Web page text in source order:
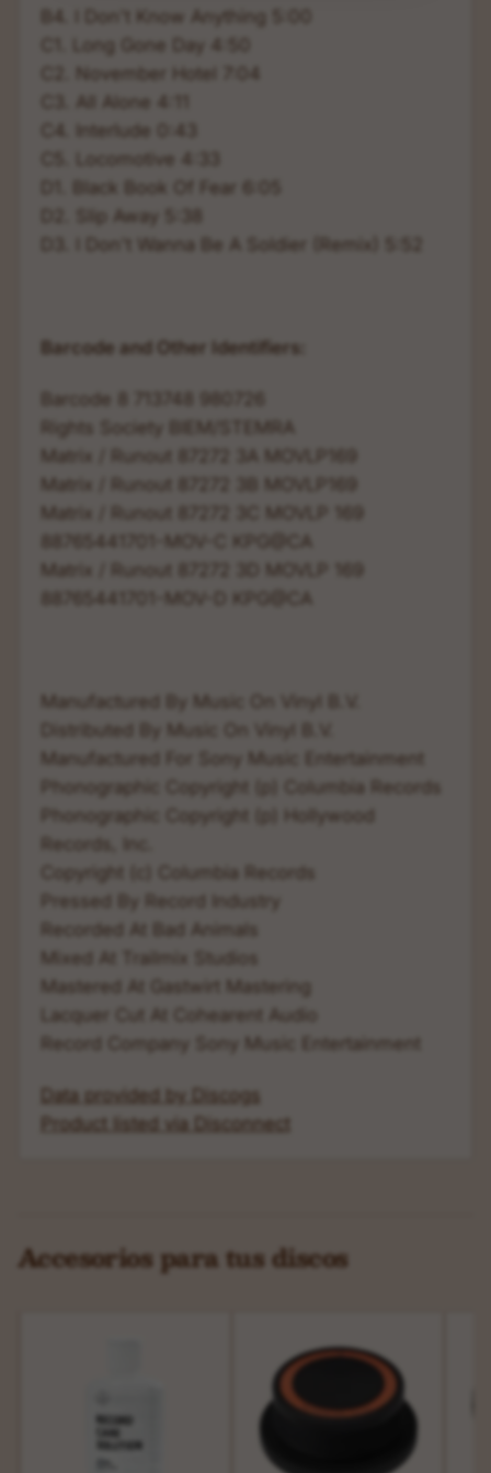
B4. I Don't Know Anything 5:00
C1. Long Gone Day 4:50
C2. November Hotel 7:04
C3. All Alone 4:11
C4. Interlude 0:43
C5. Locomotive 4:33
D1. Black Book Of Fear 6:05
D2. Slip Away 5:38
D3. I Don't Wanna Be A Soldier (Remix) 5:52
Barcode and Other Identifiers:
Barcode 8 713748 980726
Rights Society BIEM/STEMRA
Matrix / Runout 87272 3A MOVLP169
Matrix / Runout 87272 3B MOVLP169
Matrix / Runout 87272 3C MOVLP 169
88765441701-MOV-C KPG@CA
Matrix / Runout 87272 3D MOVLP 169
88765441701-MOV-D KPG@CA
Manufactured By Music On Vinyl B.V.
Distributed By Music On Vinyl B.V.
Manufactured For Sony Music Entertainment
Phonographic Copyright (p) Columbia Records
Phonographic Copyright (p) Hollywood
Records, Inc.
Copyright (c) Columbia Records
Pressed By Record Industry
Recorded At Bad Animals
Mixed At Trailmix Studios
Mastered At Gastwirt Mastering
Lacquer Cut At Cohearent Audio
Record Company Sony Music Entertainment
Data provided by Discogs
Product listed via Disconnect
Accesorios para tus discos